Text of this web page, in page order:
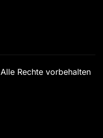
Alle Rechte vorbehalten